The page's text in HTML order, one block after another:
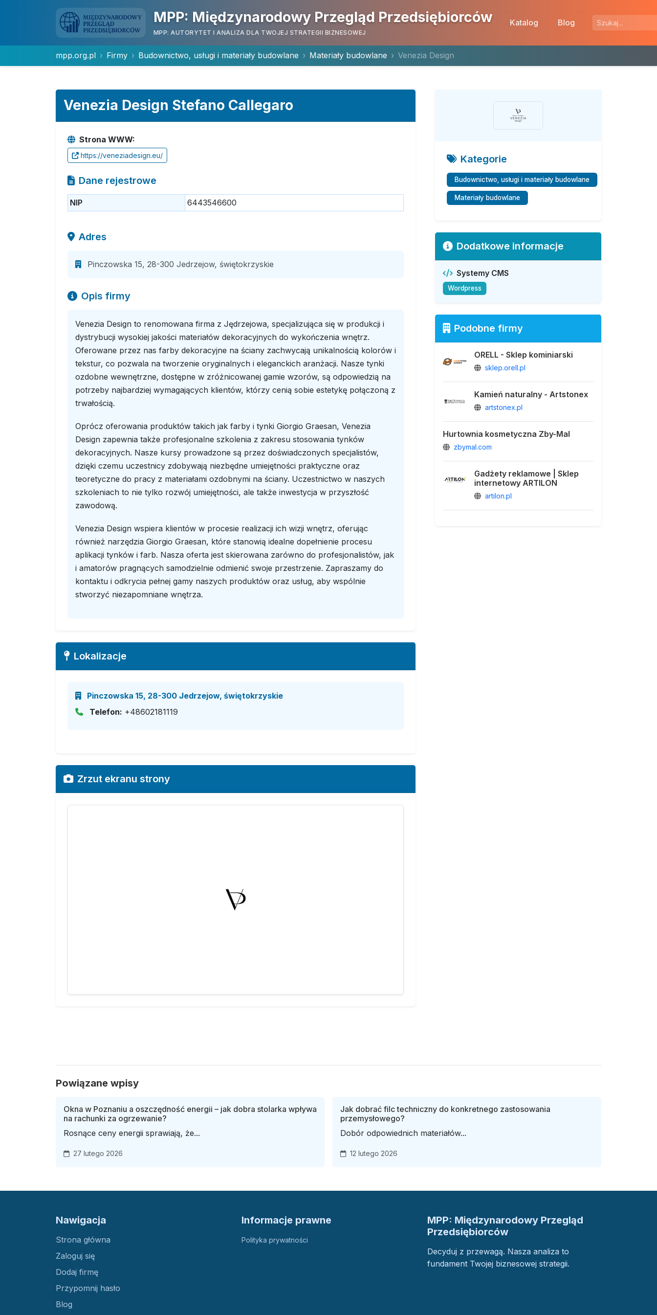
MPP: Międzynarodowy Przegląd Przedsiębiorców
MPP: AUTORYTET I ANALIZA DLA TWOJEJ STRATEGII BIZNESOWEJ
Katalog Blog
mpp.org.pl Firmy Budownictwo, usługi i materiały budowlane Materiały budowlane Venezia Design
Venezia Design Stefano Callegaro
Strona WWW:
https://veneziadesign.eu/
Dane rejestrowe
NIP 6443546600
Adres
Pinczowska 15, 28-300 Jedrzejow, świętokrzyskie
Opis firmy
Venezia Design to renomowana firma z Jędrzejowa, specjalizująca się w produkcji i
dystrybucji wysokiej jakości materiałów dekoracyjnych do wykończenia wnętrz.
Oferowane przez nas farby dekoracyjne na ściany zachwycają unikalnością kolorów i
tekstur, co pozwala na tworzenie oryginalnych i eleganckich aranżacji. Nasze tynki
ozdobne wewnętrzne, dostępne w zróżnicowanej gamie wzorów, są odpowiedzią na
potrzeby najbardziej wymagających klientów, którzy cenią sobie estetykę połączoną z
trwałością.
Oprócz oferowania produktów takich jak farby i tynki Giorgio Graesan, Venezia
Design zapewnia także profesjonalne szkolenia z zakresu stosowania tynków
dekoracyjnych. Nasze kursy prowadzone są przez doświadczonych specjalistów,
dzięki czemu uczestnicy zdobywają niezbędne umiejętności praktyczne oraz
teoretyczne do pracy z materiałami ozdobnymi na ściany. Uczestnictwo w naszych
szkoleniach to nie tylko rozwój umiejętności, ale także inwestycja w przyszłość
zawodową.
Venezia Design wspiera klientów w procesie realizacji ich wizji wnętrz, oferując
również narzędzia Giorgio Graesan, które stanowią idealne dopełnienie procesu
aplikacji tynków i farb. Nasza oferta jest skierowana zarówno do profesjonalistów, jak
i amatorów pragnących samodzielnie odmienić swoje przestrzenie. Zapraszamy do
kontaktu i odkrycia pełnej gamy naszych produktów oraz usług, aby wspólnie
stworzyć niezapomniane wnętrza.
Lokalizacje
Pinczowska 15, 28-300 Jedrzejow, świętokrzyskie
Telefon: +48602181119
Zrzut ekranu strony
Kategorie
Budownictwo, usługi i materiały budowlane
Materiały budowlane
Dodatkowe informacje
Systemy CMS
Wordpress
Podobne firmy
ORELL - Sklep kominiarski
sklep.orell.pl
Kamień naturalny - Artstonex
artstonex.pl
Hurtownia kosmetyczna Zby-Mal
zbymal.com
Gadżety reklamowe | Sklep
internetowy ARTILON
artilon.pl
Powiązane wpisy
Okna w Poznaniu a oszczędność energii – jak dobra stolarka wpływa
na rachunki za ogrzewanie?
Rosnące ceny energii sprawiają, że...
27 lutego 2026
Jak dobrać filc techniczny do konkretnego zastosowania
przemysłowego?
Dobór odpowiednich materiałów...
12 lutego 2026
Nawigacja
Strona główna
Zaloguj się
Dodaj firmę
Przypomnij hasło
Blog
Informacje prawne
Polityka prywatności
MPP: Międzynarodowy Przegląd
Przedsiębiorców
Decyduj z przewagą. Nasza analiza to
fundament Twojej biznesowej strategii.